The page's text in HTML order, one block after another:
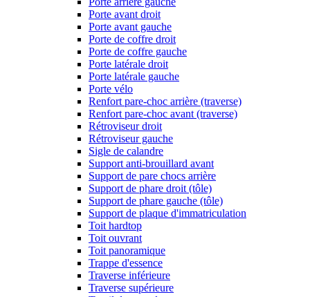
Porte avant droit
Porte avant gauche
Porte de coffre droit
Porte de coffre gauche
Porte latérale droit
Porte latérale gauche
Porte vélo
Renfort pare-choc arrière (traverse)
Renfort pare-choc avant (traverse)
Rétroviseur droit
Rétroviseur gauche
Sigle de calandre
Support anti-brouillard avant
Support de pare chocs arrière
Support de phare droit (tôle)
Support de phare gauche (tôle)
Support de plaque d'immatriculation
Toit hardtop
Toit ouvrant
Toit panoramique
Trappe d'essence
Traverse inférieure
Traverse supérieure